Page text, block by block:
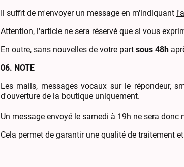
Il suffit de m'envoyer un message en m'indiquant
Attention, l'article ne sera réservé que si vous
En outre, sans nouvelles de votre part sous 48h
06. NOTE
Les mails, messages vocaux sur le répondeur,
d'ouverture de la boutique uniquement.
Un message envoyé le samedi à 19h ne sera
Cela permet de garantir une qualité de traitement